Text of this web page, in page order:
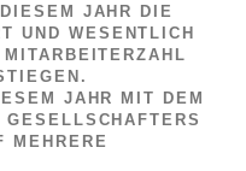
JAHR DIE
UND WESENTLICH U
I
S
JAHR MIT DEM EI
DI
SC